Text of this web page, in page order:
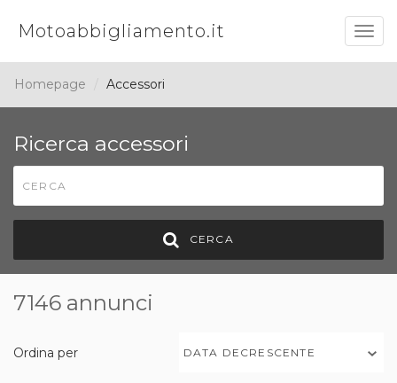
Motoabbigliamento.it
Homepage Accessori
Ricerca accessori
CERCA
7146 annunci
Ordina per DATA DECRESCENTE